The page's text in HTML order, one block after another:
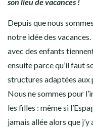
Depuis que nous
notre idée des
avec des enfants
ensuite parce qu’il faut
structures adaptées aux
Nous ne sommes pour
les filles : même si
jamais allée alors que